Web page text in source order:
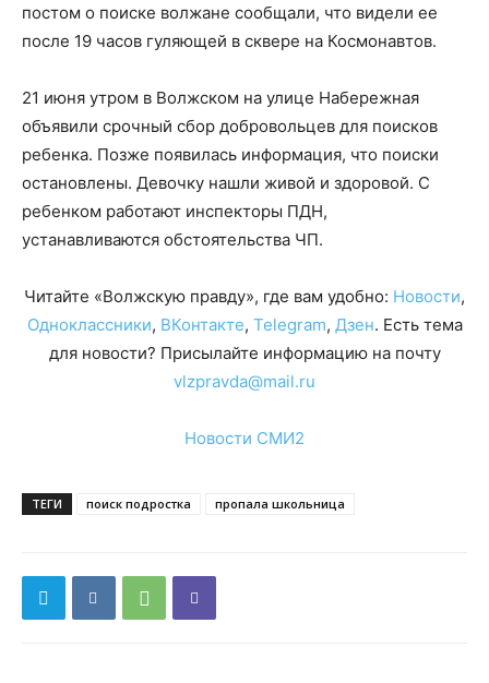
постом о поиске волжане сообщали, что видели ее
после 19 часов гуляющей в сквере на Космонавтов.
21 июня утром в Волжском на улице Набережная
объявили срочный сбор добровольцев для поисков
ребенка. Позже появилась информация, что поиски
остановлены. Девочку нашли живой и здоровой. С
ребенком работают инспекторы ПДН,
устанавливаются обстоятельства ЧП.
Читайте «Волжскую правду», где вам удобно: Новости,
Одноклассники, ВКонтакте, Telegram, Дзен. Есть тема
для новости? Присылайте информацию на почту
vlzpravda@mail.ru
Новости СМИ2
ТЕГИ поиск подростка пропала школьница